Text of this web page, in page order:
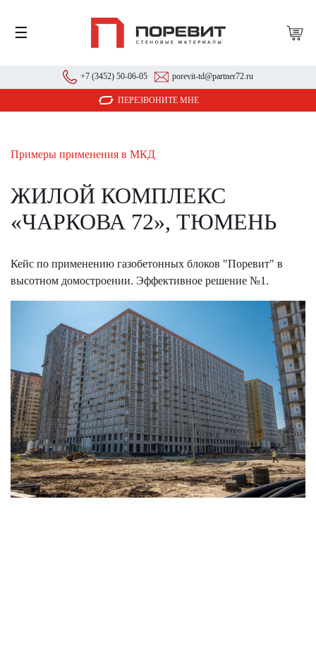
☰
+7 (3452) 50-06-05 porevit-td@partner72.ru
ПЕРЕЗВОНИТЕ МНЕ
Примеры применения в МКД
ЖИЛОЙ КОМПЛЕКС
«ЧАРКОВА 72», ТЮМЕНЬ
Кейс по применению газобетонных блоков "Поревит" в
высотном домостроении. Эффективное решение №1.